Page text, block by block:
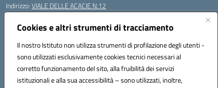
Cookies e altri strumenti di tracciamento
Il nostro Istituto non utilizza strumenti di profilazione degli utenti -
sono utilizzati esclusivamente cookies tecnici necessari al
corretto funzionamento del sito, alla fruibilità dei servizi
istituzionali e alla sua accessibilità – sono utilizzati, inoltre,
Indirizzo:VIALE DELLE ACACIE N.12
Centralino:
Posta elettronica certificata (PEC):ceic87900q@pec.istruzione.it
Codice fiscale: 93082010617
Codice meccanografico:CEIC87900Q
Codice Indice delle Pubbliche Amministrazioni (IPA): istsc_ceic87900q
Codice unico di fatturazione (CUF): UF44ZQ